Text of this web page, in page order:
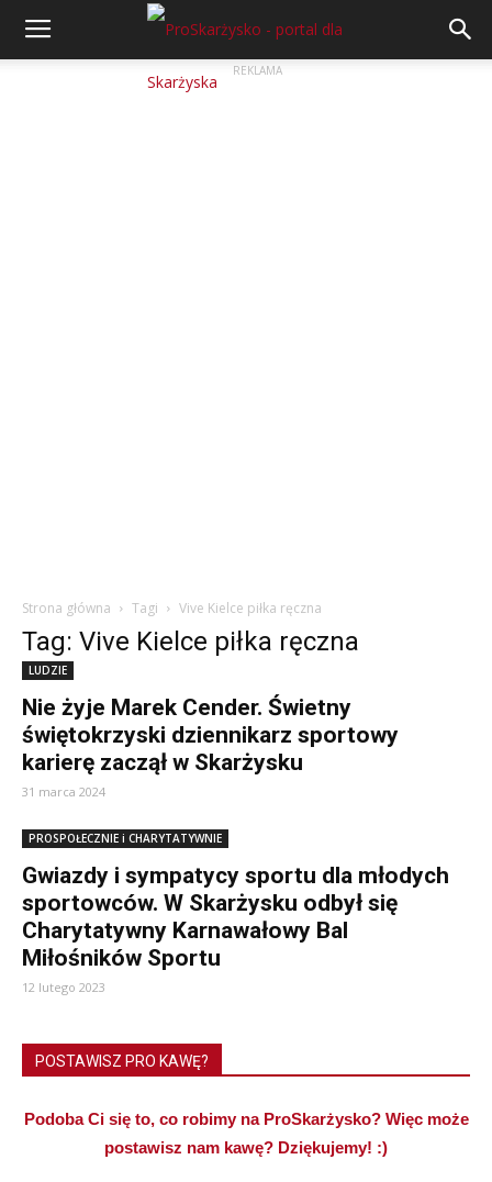
REKLAMA
Strona główna Tagi Vive Kielce piłka ręczna
Tag: Vive Kielce piłka ręczna
LUDZIE
Nie żyje Marek Cender. Świetny
świętokrzyski dziennikarz sportowy
karierę zaczął w Skarżysku
31 marca 2024
PROSPOŁECZNIE i CHARYTATYWNIE
Gwiazdy i sympatycy sportu dla młodych
sportowców. W Skarżysku odbył się
Charytatywny Karnawałowy Bal
Miłośników Sportu
12 lutego 2023
POSTAWISZ PRO KAWĘ?
Podoba Ci się to, co robimy na ProSkarżysko? Więc może
postawisz nam kawę? Dziękujemy! :)